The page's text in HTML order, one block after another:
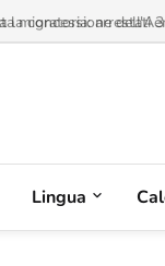
la concessione
Lingua